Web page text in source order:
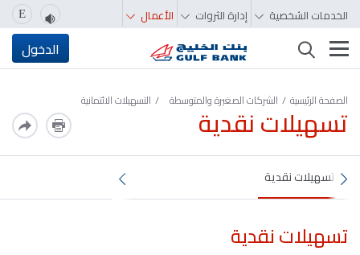
الخدمات الشخصية إدارة الثروات الأعمال E
تغيير التصفّح الدخول
الصفحة الرئيسية الشركات الصغيرة والمتوسطة التسهيلات الائتمانية
تسهيلات نقدية
تسهيلات نقدية
تسهيلات نقدية